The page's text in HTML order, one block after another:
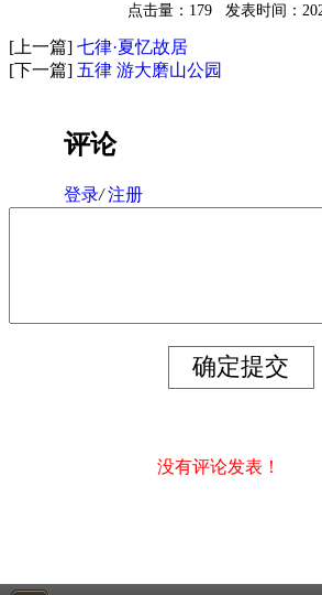
点击量：179
发表时间：
[上一篇] 七律·夏忆故居
[下一篇] 五律 游大磨山公园
评论
登录/ 注册
没有评论发表！